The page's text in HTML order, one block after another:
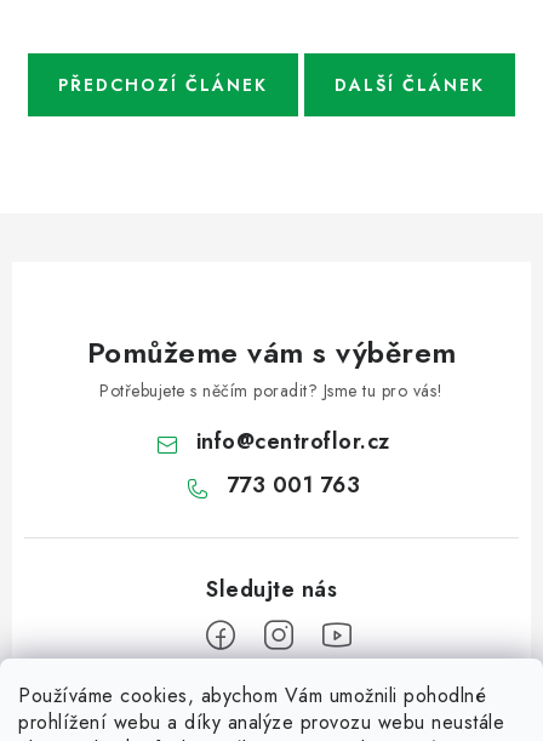
Používáme cookies, abychom Vám umožnili pohodlné
prohlížení webu a díky analýze provozu webu neustále
PŘEDCHOZÍ ČLÁNEK DALŠÍ ČLÁNEK
Pomůžeme vám s výběrem
Potřebujete s něčím poradit? Jsme tu pro vás!
info@centroflor.cz
773 001 763